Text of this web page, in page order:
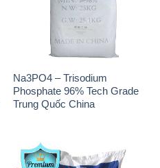
Na3PO4 – Trisodium
Phosphate 96% Tech Grade
Trung Quốc China